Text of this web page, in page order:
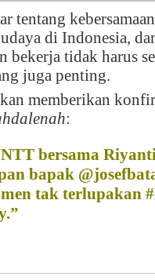
tentang
di Indonesia,
bekerja tidak harus
juga penting.
memberikan
:
bersama
bapak
tak terlupakan
”